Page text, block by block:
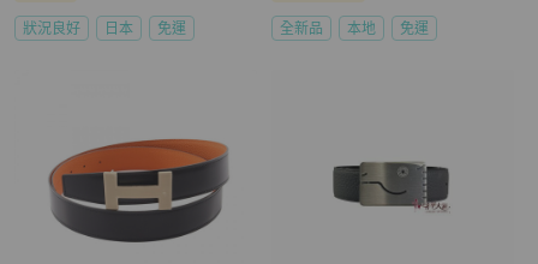
狀況良好 日本 免運 全新品 本地 免運